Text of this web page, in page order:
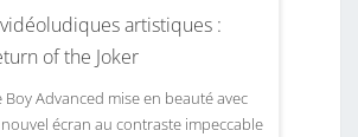
artistiques :
of the Joker
Boy Advanced mise en beauté avec
écran au contraste impeccable